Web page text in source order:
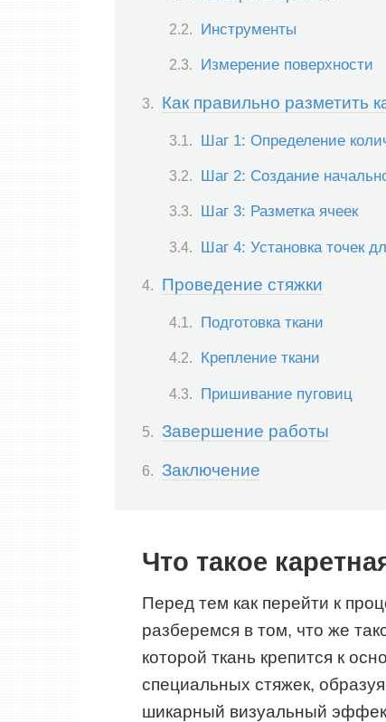
Инструменты
Измерение поверхности
Как правильно разметить
Шаг 1: Определение
Шаг 2: Создание
Шаг 3: Разметка ячеек
Шаг 4: Установка точек
Проведение стяжки
Подготовка ткани
Крепление ткани
Пришивание пуговиц
Завершение работы
Заключение
Что такое
Перед тем как перейти к
разберемся в том, что же
которой ткань крепится к
специальных стяжек,
шикарный визуальный